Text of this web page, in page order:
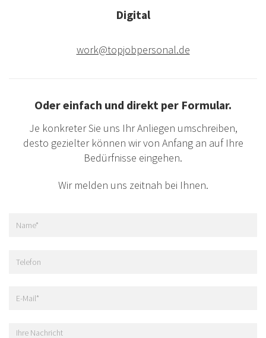
Digital
work@topjobpersonal.de
Oder einfach und direkt per Formular.
Je konkreter Sie uns Ihr Anliegen umschreiben,
desto gezielter können wir von Anfang an auf Ihre
Bedürfnisse eingehen.
Wir melden uns zeitnah bei Ihnen.